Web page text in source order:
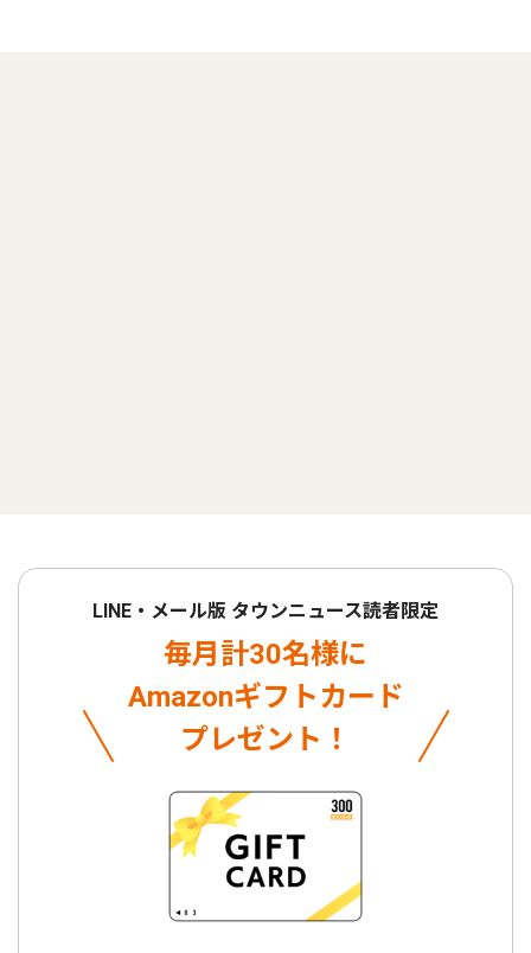
LINE・メール版 タウンニュース読者限定
毎月計30名様に
Amazonギフトカード
プレゼント！